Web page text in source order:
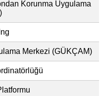
Korunma Uygulama
Merkezi (GÜKÇAM)